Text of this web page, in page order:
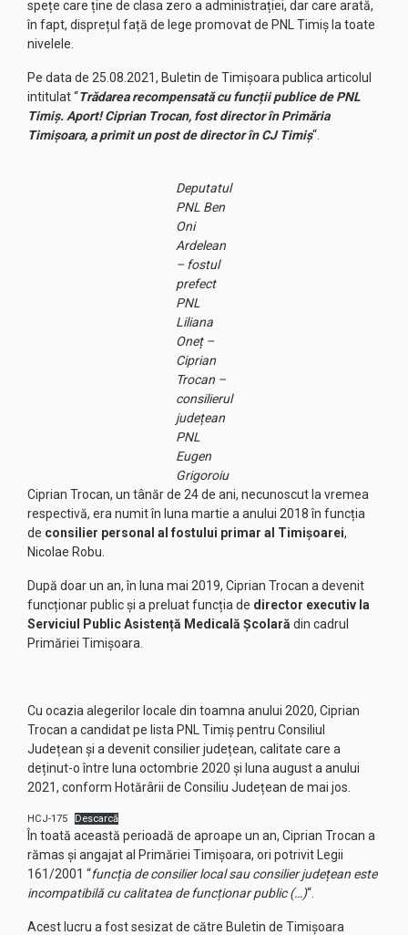
spețe care ține de clasa zero a administrației, dar care arată,
în fapt, disprețul față de lege promovat de PNL Timiș la toate
nivelele.
Pe data de 25.08.2021, Buletin de Timișoara publica articolul
intitulat “Trădarea recompensată cu funcții publice de PNL
Timiș. Aport! Ciprian Trocan, fost director în Primăria
Timișoara, a primit un post de director în CJ Timiș“.
Deputatul
PNL Ben
Oni
Ardelean
– fostul
prefect
PNL
Liliana
Oneț –
Ciprian
Trocan –
consilierul
județean
PNL
Eugen
Grigoroiu
Ciprian Trocan, un tânăr de 24 de ani, necunoscut la vremea
respectivă, era numit în luna martie a anului 2018 în funcția
de consilier personal al fostului primar al Timișoarei,
Nicolae Robu.
După doar un an, în luna mai 2019, Ciprian Trocan a devenit
funcționar public și a preluat funcția de director executiv la
Serviciul Public Asistență Medicală Școlară din cadrul
Primăriei Timișoara.
Cu ocazia alegerilor locale din toamna anului 2020, Ciprian
Trocan a candidat pe lista PNL Timiș pentru Consiliul
Județean și a devenit consilier județean, calitate care a
deținut-o între luna octombrie 2020 și luna august a anului
2021, conform Hotărârii de Consiliu Județean de mai jos.
HCJ-175 Descarcă
În toată această perioadă de aproape un an, Ciprian Trocan a
rămas și angajat al Primăriei Timișoara, ori potrivit Legii
161/2001 “funcția de consilier local sau consilier județean este
incompatibilă cu calitatea de funcționar public (…)“.
Acest lucru a fost sesizat de către Buletin de Timișoara